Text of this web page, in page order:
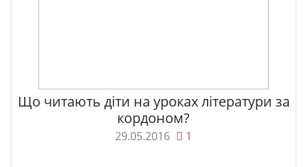
Що читають діти на уроках літератури за
кордоном?
29.05.2016 1